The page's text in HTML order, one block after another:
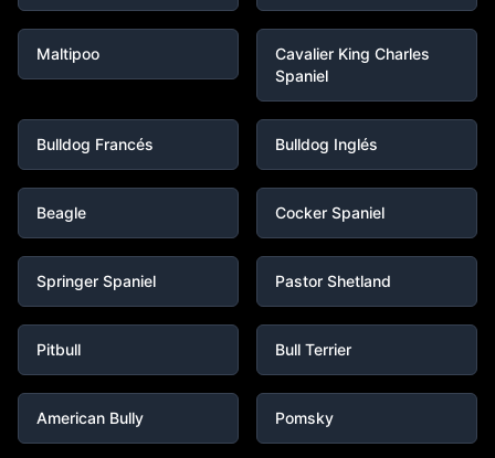
Maltipoo
Cavalier King Charles
Spaniel
Bulldog Francés Bulldog Inglés
Beagle Cocker Spaniel
Springer Spaniel Pastor Shetland
Pitbull Bull Terrier
American Bully Pomsky